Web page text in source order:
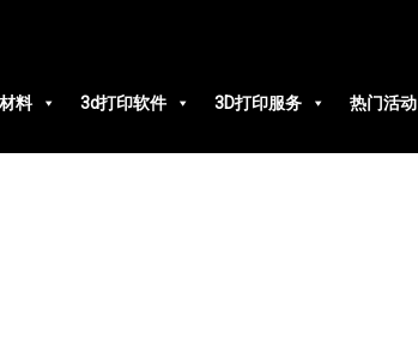
料 3d打印软件 3D打印服务 热门活动